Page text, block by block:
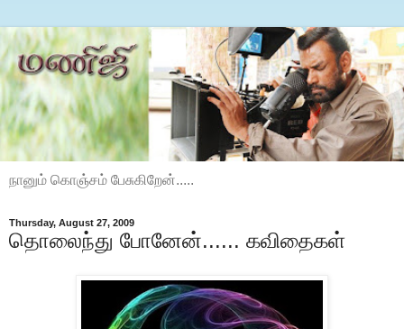
நானும் கொஞ்சம் பேசுகிறேன்.....
Thursday, August 27, 2009
தொலைந்து போனேன்...... கவிதைகள்